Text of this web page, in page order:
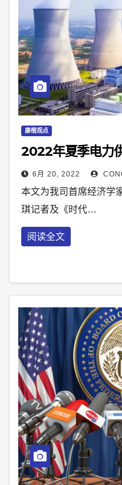
康楷观点
2022年夏季电力
6月 20, 2022
本文为我司首席经济学
琪记者及《时代…
阅读全文